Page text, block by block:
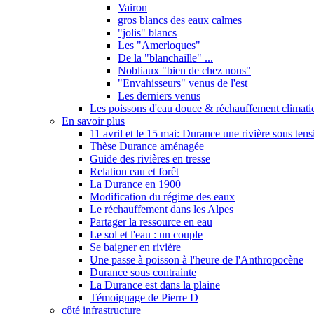
Vairon
gros blancs des eaux calmes
"jolis" blancs
Les "Amerloques"
De la "blanchaille" ...
Nobliaux "bien de chez nous"
"Envahisseurs" venus de l'est
Les derniers venus
Les poissons d'eau douce & réchauffement
En savoir plus
11 avril et le 15 mai: Durance une rivière sous
Thèse Durance aménagée
Guide des rivières en tresse
Relation eau et forêt
La Durance en 1900
Modification du régime des eaux
Le réchauffement dans les Alpes
Partager la ressource en eau
Le sol et l'eau : un couple
Se baigner en rivière
Une passe à poisson à l'heure de l'Anthropocène
Durance sous contrainte
La Durance est dans la plaine
Témoignage de Pierre D
côté infrastructure